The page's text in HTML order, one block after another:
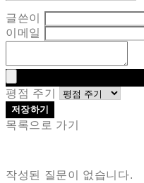
글쓴이
이메일
평점 주기
저장하기
목록으로 가기
작성된 질문이 없습니다.